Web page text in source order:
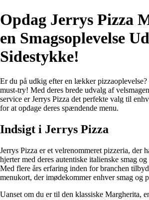
Opdag Jerrys Pizza
en Smagsoplevelse
Sidestykke!
Er du på udkig efter en lækker pizzaoplevelse?
must-try! Med deres brede udvalg af
service er Jerrys Pizza det perfekte valg til
for at opdage deres spændende menu.
Indsigt i Jerrys Pizza
Jerrys Pizza er et velrenommeret pizzeria, der
hjerter med deres autentiske italienske smag
Med flere års erfaring inden for branchen
menukort, der imødekommer enhver smag og
Uanset om du er til den klassiske Margherita,